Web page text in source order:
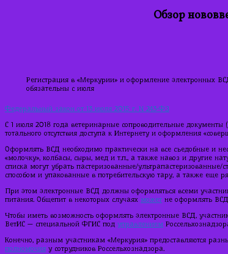
Обзор
Регистрация в «Меркурии» и оформление электронных
обязательны с июля
Федеральный закон от 13 июля 2015 г. N 243-ФЗ
С 1 июля 2018 года ветеринарные сопроводительные
тотального отсутствия доступа к Интернету и оформления
Оформлять ВСД необходимо практически на все съедобные и
«молочку», колбасы, сыры, мед и т.п., а также навоз и другие
списка могут убрать пастеризованные/
способом и упакованные в потребительскую тару, а также еще
При этом электронные ВСД должны оформляться всеми
питания. Общепит в некоторых случаях может не оформлять ВСД
Чтобы иметь возможность оформлять электронные ВСД,
ВетИС — специальной ФГИС под управлением
Конечно, разным участникам «Меркурия» предоставляются
полномочия у сотрудников Россельхознадзора.